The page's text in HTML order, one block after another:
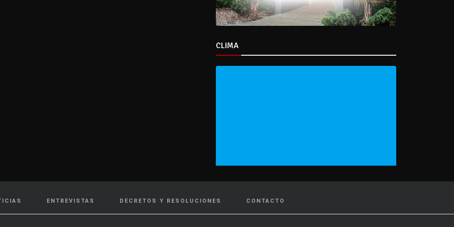
CLIMA
ENTREVISTAS DECRETOS Y RESOLUCIONES CONTACTO